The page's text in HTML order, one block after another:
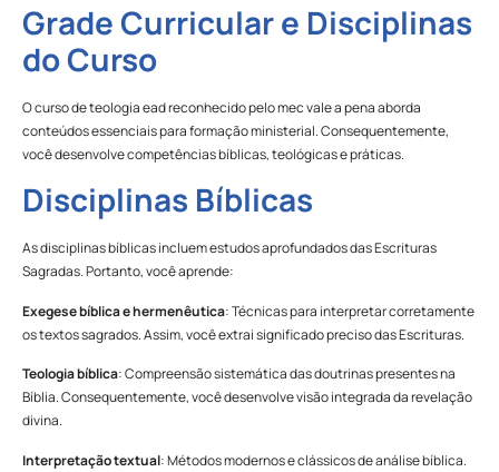
Grade Curricular e Disciplinas
do Curso
O curso de teologia ead reconhecido pelo mec vale a pena aborda
conteúdos essenciais para formação ministerial. Consequentemente,
você desenvolve competências bíblicas, teológicas e práticas.
Disciplinas Bíblicas
As disciplinas bíblicas incluem estudos aprofundados das Escrituras
Sagradas. Portanto, você aprende:
Exegese bíblica e hermenêutica: Técnicas para interpretar corretamente
os textos sagrados. Assim, você extrai significado preciso das Escrituras.
Teologia bíblica: Compreensão sistemática das doutrinas presentes na
Bíblia. Consequentemente, você desenvolve visão integrada da revelação
divina.
Interpretação textual: Métodos modernos e clássicos de análise bíblica.